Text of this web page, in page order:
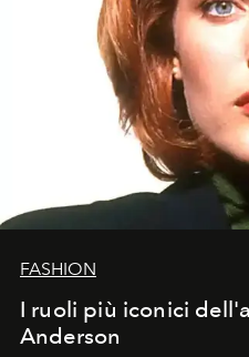
FASHION
I ruoli più iconici
Anderson